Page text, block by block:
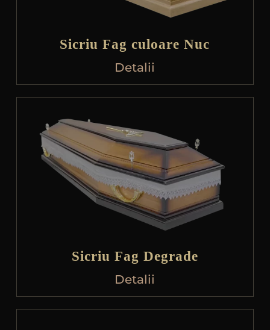
Sicriu Fag culoare Nuc
Detalii
Sicriu Fag Degrade
Detalii